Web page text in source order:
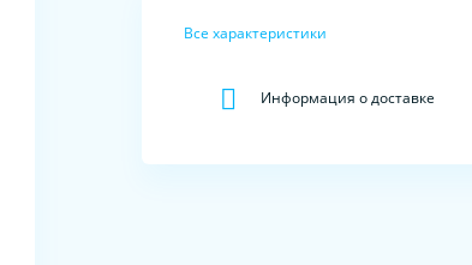
Все характеристики
Информация о доставке